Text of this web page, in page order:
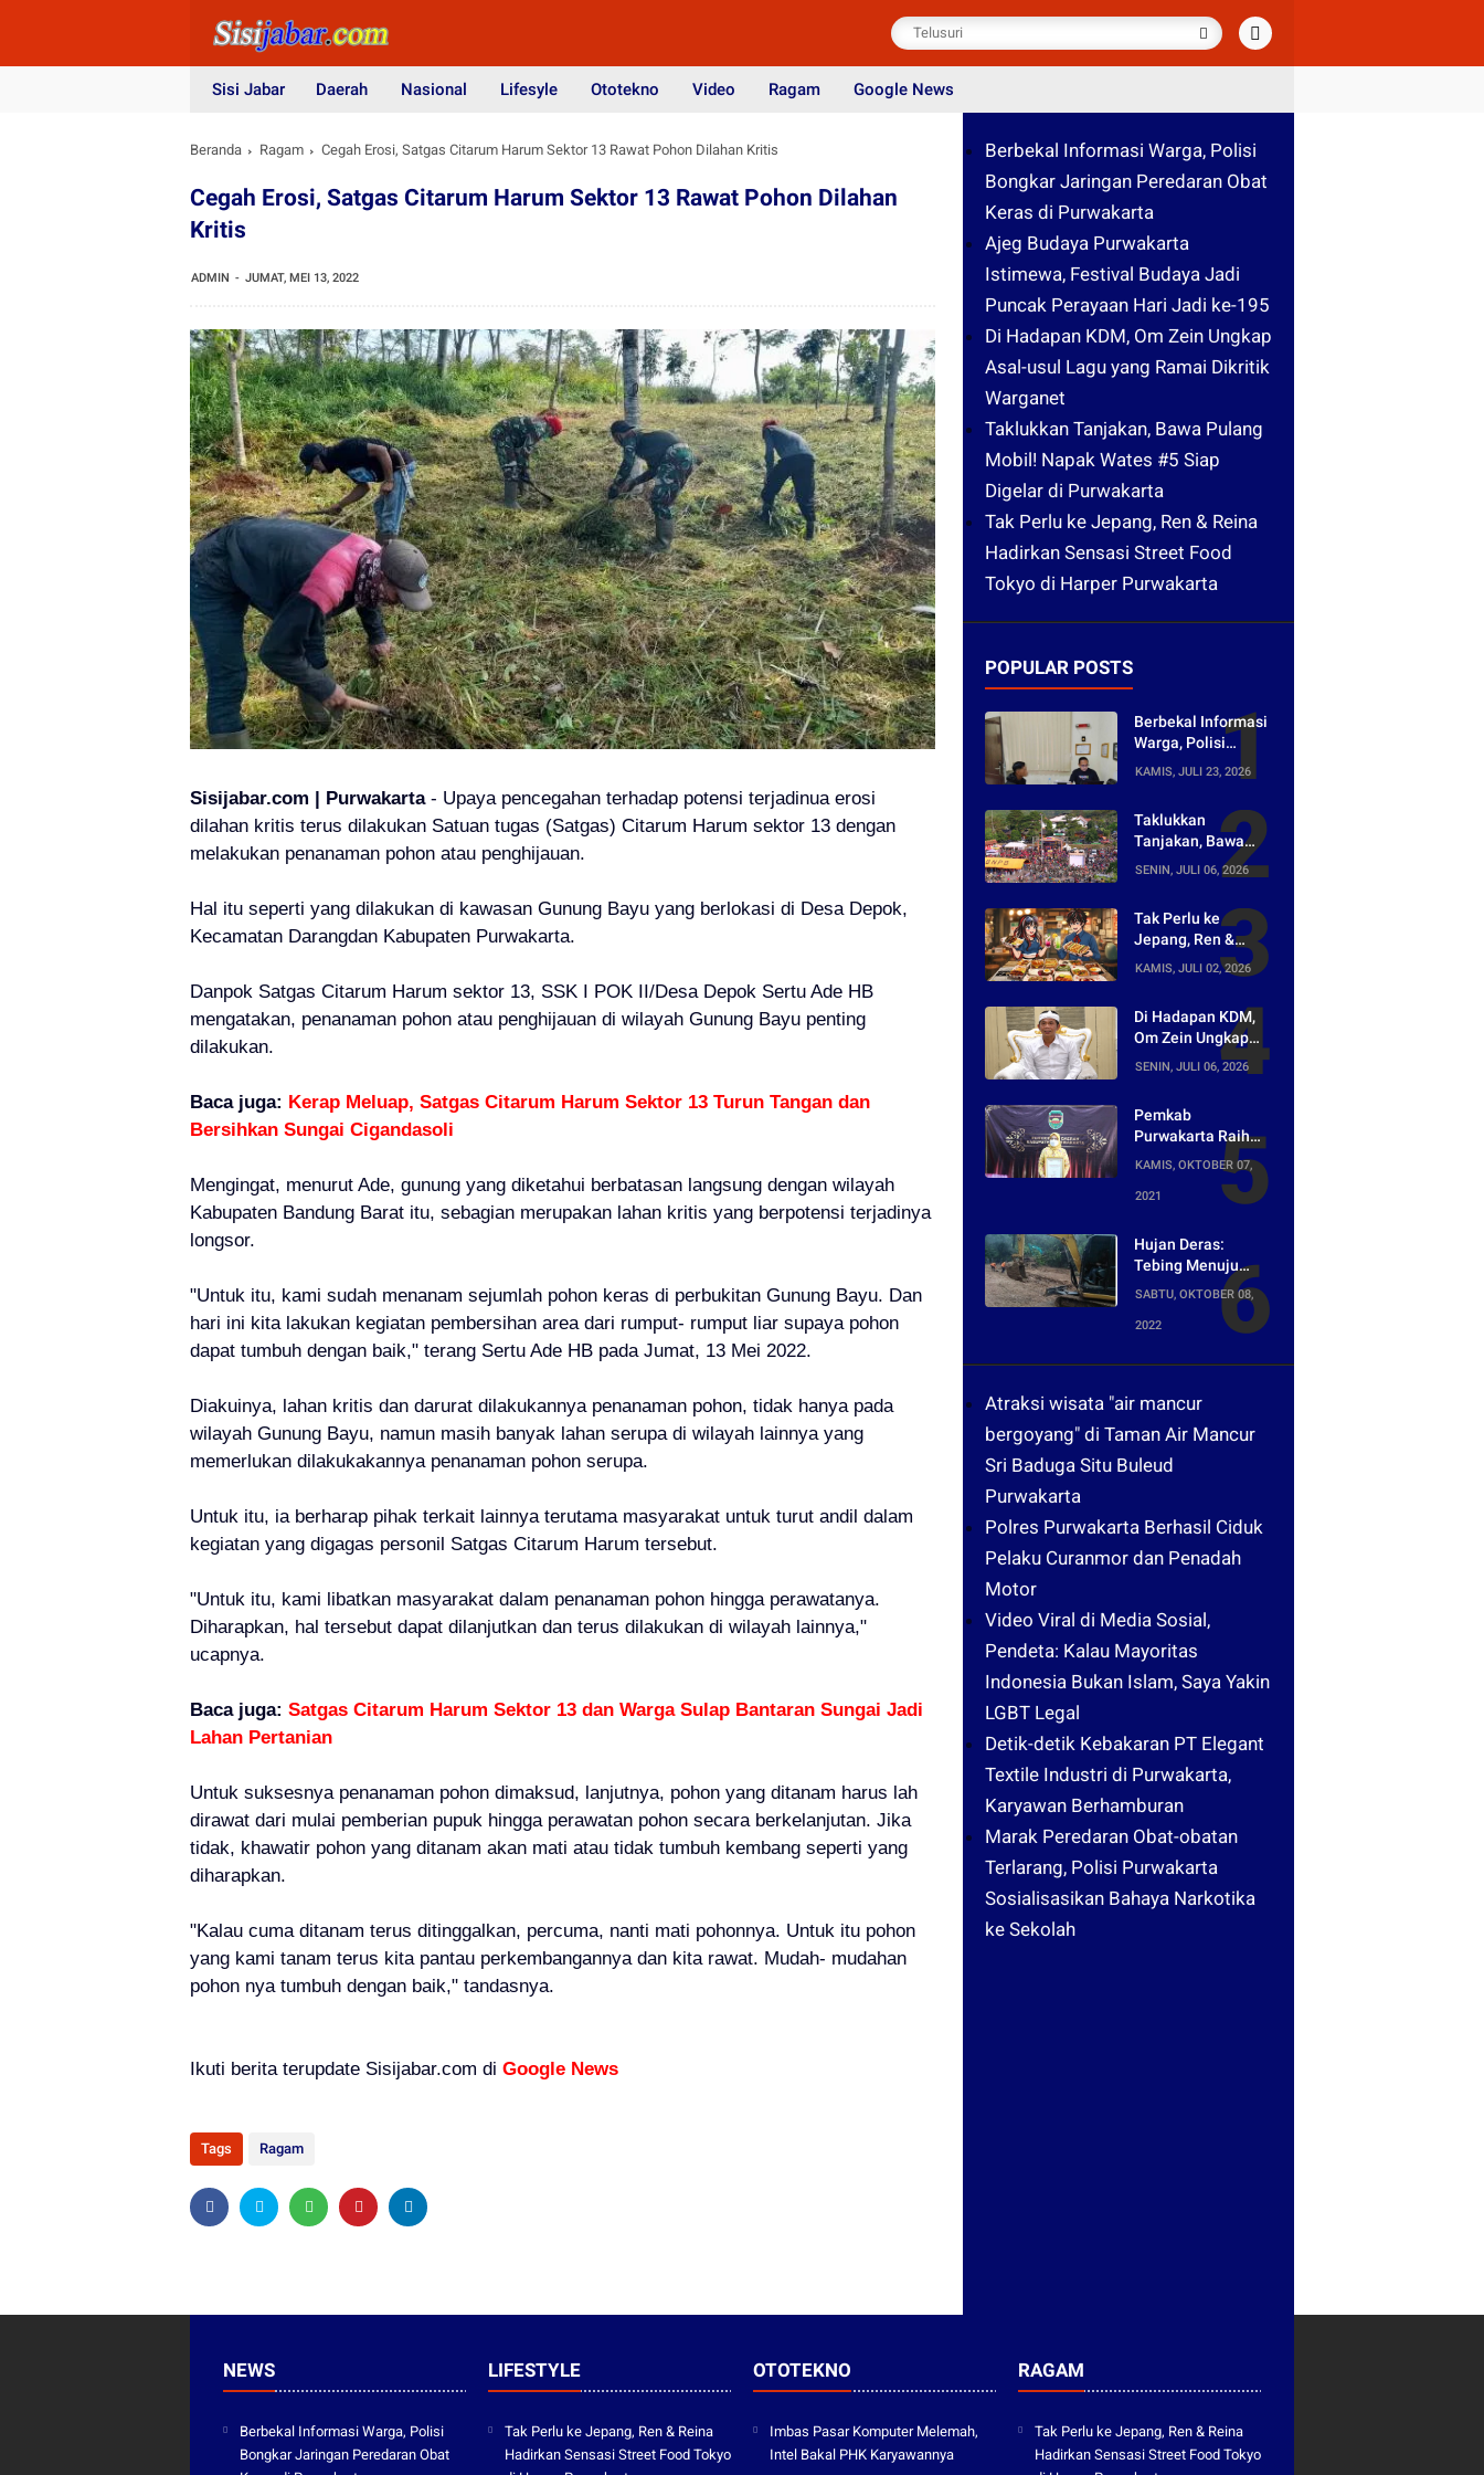
Sisi Jabar Daerah Nasional Lifesyle Ototekno Video Ragam Google News
Beranda Ragam Cegah Erosi, Satgas Citarum Harum Sektor 13 Rawat Pohon Dilahan Kritis
Cegah Erosi, Satgas Citarum Harum Sektor 13 Rawat Pohon Dilahan
Kritis
ADMIN JUMAT, MEI 13, 2022
Sisijabar.com | Purwakarta - Upaya pencegahan terhadap potensi terjadinua erosi
dilahan kritis terus dilakukan Satuan tugas (Satgas) Citarum Harum sektor 13 dengan
melakukan penanaman pohon atau penghijauan.
Hal itu seperti yang dilakukan di kawasan Gunung Bayu yang berlokasi di Desa Depok,
Kecamatan Darangdan Kabupaten Purwakarta.
Danpok Satgas Citarum Harum sektor 13, SSK I POK II/Desa Depok Sertu Ade HB
mengatakan, penanaman pohon atau penghijauan di wilayah Gunung Bayu penting
dilakukan.
Baca juga: Kerap Meluap, Satgas Citarum Harum Sektor 13 Turun Tangan dan
Bersihkan Sungai Cigandasoli
Mengingat, menurut Ade, gunung yang diketahui berbatasan langsung dengan wilayah
Kabupaten Bandung Barat itu, sebagian merupakan lahan kritis yang berpotensi terjadinya
longsor.
"Untuk itu, kami sudah menanam sejumlah pohon keras di perbukitan Gunung Bayu. Dan
hari ini kita lakukan kegiatan pembersihan area dari rumput- rumput liar supaya pohon
dapat tumbuh dengan baik," terang Sertu Ade HB pada Jumat, 13 Mei 2022.
Diakuinya, lahan kritis dan darurat dilakukannya penanaman pohon, tidak hanya pada
wilayah Gunung Bayu, namun masih banyak lahan serupa di wilayah lainnya yang
memerlukan dilakukakannya penanaman pohon serupa.
Untuk itu, ia berharap pihak terkait lainnya terutama masyarakat untuk turut andil dalam
kegiatan yang digagas personil Satgas Citarum Harum tersebut.
"Untuk itu, kami libatkan masyarakat dalam penanaman pohon hingga perawatanya.
Diharapkan, hal tersebut dapat dilanjutkan dan terus dilakukan di wilayah lainnya,"
ucapnya.
Baca juga: Satgas Citarum Harum Sektor 13 dan Warga Sulap Bantaran Sungai Jadi
Lahan Pertanian
Untuk suksesnya penanaman pohon dimaksud, lanjutnya, pohon yang ditanam harus lah
dirawat dari mulai pemberian pupuk hingga perawatan pohon secara berkelanjutan. Jika
tidak, khawatir pohon yang ditanam akan mati atau tidak tumbuh kembang seperti yang
diharapkan.
"Kalau cuma ditanam terus ditinggalkan, percuma, nanti mati pohonnya. Untuk itu pohon
yang kami tanam terus kita pantau perkembangannya dan kita rawat. Mudah- mudahan
pohon nya tumbuh dengan baik," tandasnya.
Ikuti berita terupdate Sisijabar.com di Google News
Tags Ragam
Berbekal Informasi Warga, Polisi
Bongkar Jaringan Peredaran Obat
Keras di Purwakarta
Ajeg Budaya Purwakarta
Istimewa, Festival Budaya Jadi
Puncak Perayaan Hari Jadi ke-195
Di Hadapan KDM, Om Zein Ungkap
Asal-usul Lagu yang Ramai Dikritik
Warganet
Taklukkan Tanjakan, Bawa Pulang
Mobil! Napak Wates #5 Siap
Digelar di Purwakarta
Tak Perlu ke Jepang, Ren & Reina
Hadirkan Sensasi Street Food
Tokyo di Harper Purwakarta
POPULAR POSTS
Berbekal Informasi
Warga, Polisi
Bongkar Jaringan
Peredaran Obat
Purwakarta
KAMIS, JULI 23, 2026
Taklukkan
Tanjakan, Bawa
Pulang Mobil!
Napak Wates #5
Purwakarta
SENIN, JULI 06, 2026
Tak Perlu ke
Jepang, Ren &
Reina Hadirkan
Sensasi Street
Harper Purwakarta
KAMIS, JULI 02, 2026
Di Hadapan KDM,
Om Zein Ungkap
Asal-usul Lagu
yang Ramai Dikritik
SENIN, JULI 06, 2026
Pemkab
Purwakarta Raih
Penghargaan
Media Digital
Terpopuler di Ajang
2021
KAMIS, OKTOBER 07,
2021
Hujan Deras:
Tebing Menuju
Tangkuban Parahu
Longsor, Akses
Menuju Wisata
SABTU, OKTOBER 08,
2022
Atraksi wisata "air mancur
bergoyang" di Taman Air Mancur
Sri Baduga Situ Buleud
Purwakarta
Polres Purwakarta Berhasil Ciduk
Pelaku Curanmor dan Penadah
Motor
Video Viral di Media Sosial,
Pendeta: Kalau Mayoritas
Indonesia Bukan Islam, Saya Yakin
LGBT Legal
Detik-detik Kebakaran PT Elegant
Textile Industri di Purwakarta,
Karyawan Berhamburan
Marak Peredaran Obat-obatan
Terlarang, Polisi Purwakarta
Sosialisasikan Bahaya Narkotika
ke Sekolah
NEWS
Berbekal Informasi Warga, Polisi
Bongkar Jaringan Peredaran Obat
LIFESTYLE
Tak Perlu ke Jepang, Ren & Reina
Hadirkan Sensasi Street Food Tokyo
OTOTEKNO
Imbas Pasar Komputer Melemah,
Intel Bakal PHK Karyawannya
RAGAM
Tak Perlu ke Jepang, Ren & Reina
Hadirkan Sensasi Street Food Tokyo